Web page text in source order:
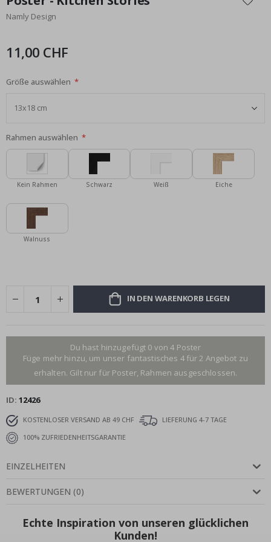
der
Bildgalerie
Namly Design
11,00 CHF
Größe auswählen
Rahmen auswählen
Kein Rahmen Schwarz Weiß Eiche
Walnuss
IN DEN WARENKORB LEGEN
Du hast hinzugefügt 0 von 4 Poster
Füge mehr hinzu, um unser fantastisches 4 für 2 Angebot zu
erhalten. Gilt nur für Poster, Rahmen ausgeschlossen.
ID 12426
KOSTENLOSER VERSAND AB 49 CHF
LIEFERUNG 4-7 TAGE
100% ZUFRIEDENHEITSGARANTIE
EINZELHEITEN
BEWERTUNGEN (0)
Echte Inspiration von unseren glücklichen
Kunden!